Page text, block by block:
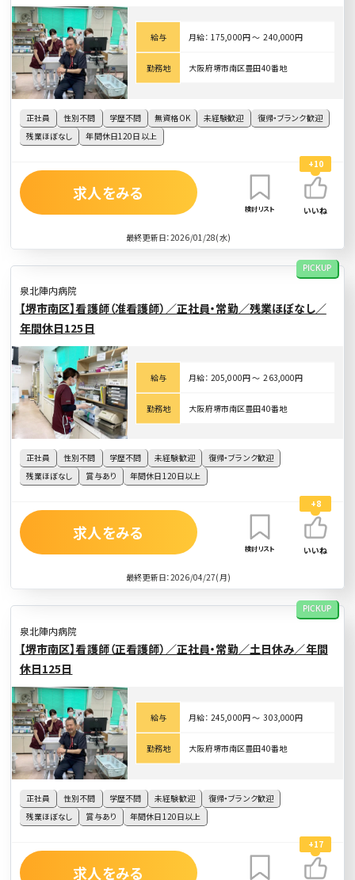
正社員 性別不問 学歴不問 無資格OK 未経験歓迎
復帰・ブランク歓迎
残業ほぼなし
年間休日120日以上
給与 月給： 175,000円 〜 240,000円
勤務地 大阪府堺市南区豊田40番地
最終更新日：2026/01/28(水)
求人をみる
検討リスト
+10
いいね
泉北陣内病院
PICKUP
【堺市南区】看護師（准看護師）／正社員・常勤／残業ほぼなし／
年間休日125日
正社員 性別不問 学歴不問 未経験歓迎
復帰・ブランク歓迎
残業ほぼなし
賞与あり 年間休日120日以上
給与 月給： 205,000円 〜 263,000円
勤務地 大阪府堺市南区豊田40番地
最終更新日：2026/04/27(月)
求人をみる
検討リスト
+8
いいね
泉北陣内病院
PICKUP
【堺市南区】看護師（正看護師）／正社員・常勤／土日休み／年間
休日125日
正社員 性別不問 学歴不問 未経験歓迎
復帰・ブランク歓迎
残業ほぼなし
賞与あり 年間休日120日以上
給与 月給： 245,000円 〜 303,000円
勤務地 大阪府堺市南区豊田40番地
求人をみる
+17